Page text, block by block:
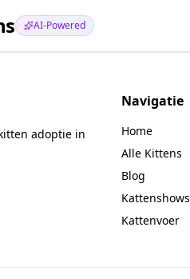
AI-Powered
adoptie in
Navigatie
Home
Alle Kittens
Blog
Kattenshows
Kattenvoer